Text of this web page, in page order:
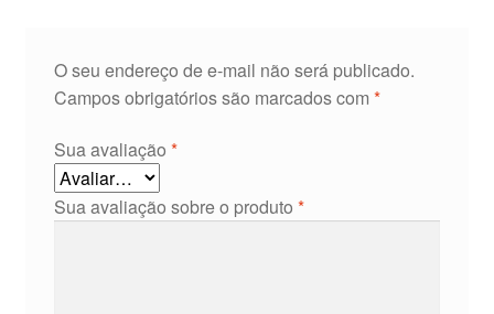
O seu endereço de e-mail não será publicado.
Campos obrigatórios são marcados com *
Sua avaliação *
Sua avaliação sobre o produto *